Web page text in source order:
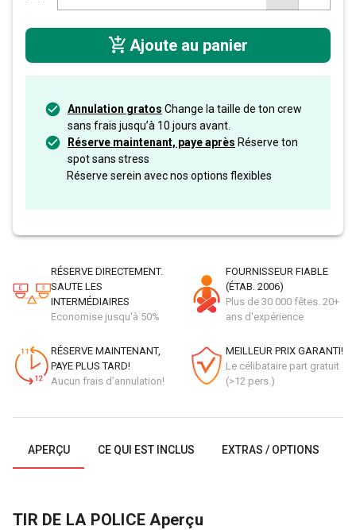
Ajoute au panier
Annulation gratos Change la taille de ton crew
sans frais jusqu’à 10 jours avant.
Réserve maintenant, paye après Réserve ton
spot sans stress
Réserve serein avec nos options flexibles
RÉSERVE DIRECTEMENT.
SAUTE LES
INTERMÉDIAIRES
Economise jusqu'à 50%
FOURNISSEUR FIABLE
(ÉTAB. 2006)
Plus de 30 000 fêtes. 20+
ans d'expérience
RÉSERVE MAINTENANT,
PAYE PLUS TARD!
Aucun frais d’annulation!
MEILLEUR PRIX GARANTI!
Le célibataire part gratuit
(>12 pers.)
APERÇU CE QUI EST INCLUS EXTRAS / OPTIONS
TIR DE LA POLICE Aperçu